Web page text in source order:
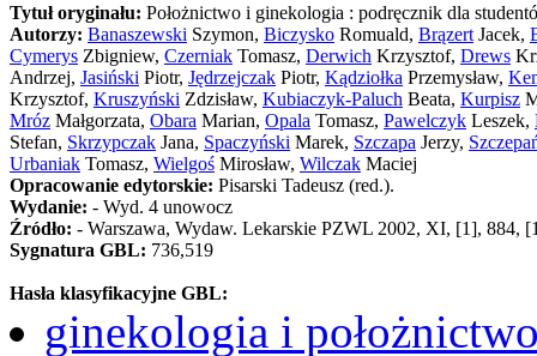
Tytuł oryginału: Położnictwo i ginekologia : podręcznik dla
Autorzy: Banaszewski Szymon, Biczysko Romuald, Brązert Jacek,
Cymerys Zbigniew, Czerniak Tomasz, Derwich Krzysztof, Drews
Andrzej, Jasiński Piotr, Jędrzejczak Piotr, Kądziołka Przemysław,
Krzysztof, Kruszyński Zdzisław, Kubiaczyk-Paluch Beata, Kurpisz
Mróz Małgorzata, Obara Marian, Opala Tomasz, Pawelczyk Leszek,
Stefan, Skrzypczak Jana, Spaczyński Marek, Szczapa Jerzy,
Urbaniak Tomasz, Wielgoś Mirosław, Wilczak Maciej
Opracowanie edytorskie: Pisarski Tadeusz (red.).
Wydanie: - Wyd. 4 unowocz
Źródło: - Warszawa, Wydaw. Lekarskie PZWL 2002, XI, [1], 884,
Sygnatura GBL: 736,519
Hasła klasyfikacyjne GBL:
ginekologia i